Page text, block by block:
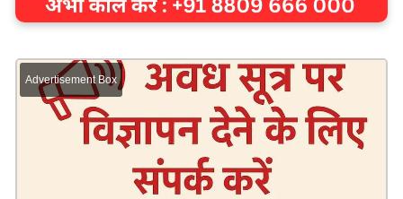
Advertisement Box